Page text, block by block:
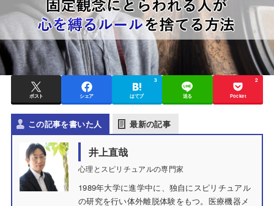
ポスト シェア はてブ
3
送る Pocket
2
この記事を書いた人 最新の記事
井上直哉
心理とスピリチュアルの専門家
1989年大学に進学中に、独自にスピリチュアル
の研究を行い体外離脱体験をもつ。医療機器メ